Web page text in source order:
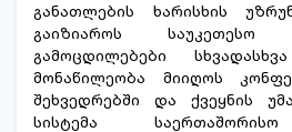
განათლების ხარისხის
გაიზიაროს
გამოცდილებები
მონაწილეობა მიიღოს
შეხვედრებში და ქვეყნის
სისტემა